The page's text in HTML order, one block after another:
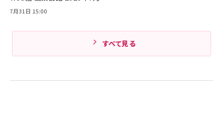
7月31日 15:00
すべて見る